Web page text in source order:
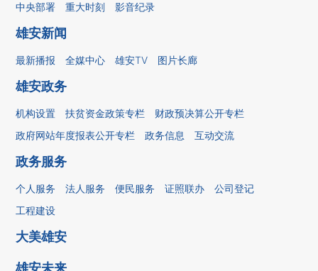
中央部署 重大时刻 影音纪录
雄安新闻
最新播报 全媒中心 雄安TV 图片长廊
雄安政务
机构设置 扶贫资金政策专栏
财政预决算公开专栏
政府网站年度报表公开专栏
政务信息 互动交流
政务服务
个人服务 法人服务 便民服务 证照联办
公司登记
工程建设
大美雄安